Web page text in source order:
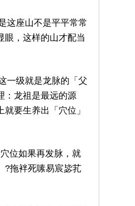
这座山不是平平常常
眼，这样的山才配当
一级就是龙脉的「父
：龙祖是最远的源
要生养出「穴位」
位如果再发脉，就
?拖袢死嗉易宸毖芤